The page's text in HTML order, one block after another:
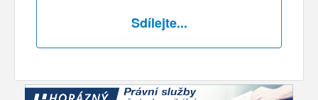
Sdílejte...